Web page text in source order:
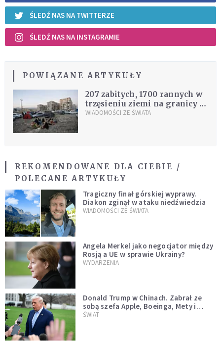
ŚLEDŹ NAS NA TWITTERZE
ŚLEDŹ NAS NA INSTAGRAMIE
POWIĄZANE ARTYKUŁY
207 zabitych, 1700 rannych w
trzęsieniu ziemi na granicy z
Irakiem
WIADOMOŚCI ZE ŚWIATA
REKOMENDOWANE DLA CIEBIE /
POLECANE ARTYKUŁY
Tragiczny finał górskiej wyprawy.
Diakon zginął w ataku niedźwiedzia
WIADOMOŚCI ZE ŚWIATA
Angela Merkel jako negocjator między
Rosją a UE w sprawie Ukrainy?
WYDARZENIA
Donald Trump w Chinach. Zabrał ze
sobą szefa Apple, Boeinga, Mety i
Muska
ŚWIAT